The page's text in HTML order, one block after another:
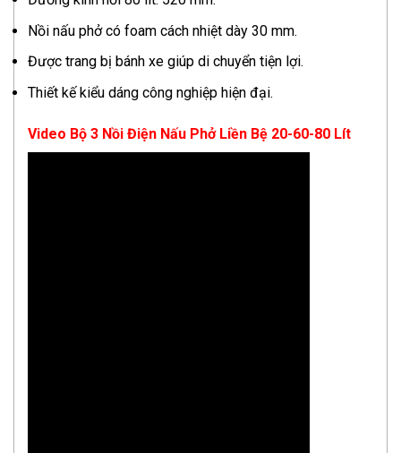
Nồi nấu phở có foam cách nhiệt dày 30 mm.
Được trang bị bánh xe giúp di chuyển tiện lợi.
Thiết kế kiểu dáng công nghiệp hiện đại.
Video Bộ 3 Nồi Điện Nấu Phở Liền Bệ 20-60-80 Lít